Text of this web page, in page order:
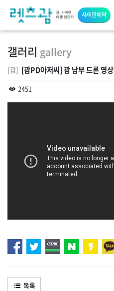
사이판예약
갤러리 gallery
[괌] [괌PD아저씨] 괌 남부 드론 영상
2451
목록